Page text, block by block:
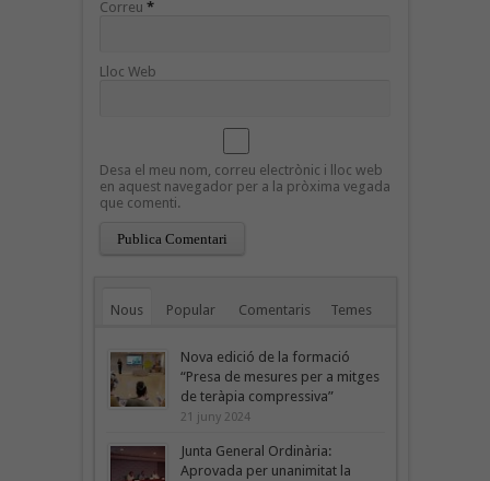
Correu *
Lloc Web
Desa el meu nom, correu electrònic i lloc web
en aquest navegador per a la pròxima vegada
que comenti.
Nous Popular Comentaris Temes
Nova edició de la formació
“Presa de mesures per a mitges
de teràpia compressiva”
21 juny 2024
Junta General Ordinària:
Aprovada per unanimitat la